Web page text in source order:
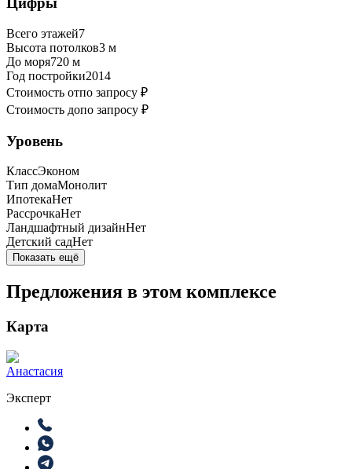
Всего этажей7
Высота потолков3 м
До моря720 м
Год постройки2014
Стоимость отпо запросу ₽
Стоимость допо запросу ₽
Уровень
КлассЭконом
Тип домаМонолит
ИпотекаНет
РассрочкаНет
Ландшафтный дизайнНет
Детский садНет
Показать ещё
Предложения в этом комплексе
Карта
Анастасия
Эксперт